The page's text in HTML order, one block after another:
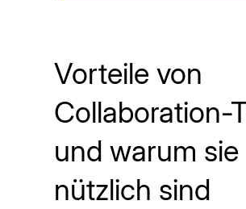
Vorteile von
Collaboration-
und warum sie
nützlich sind